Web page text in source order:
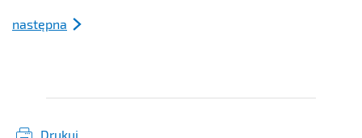
następna
Drukuj